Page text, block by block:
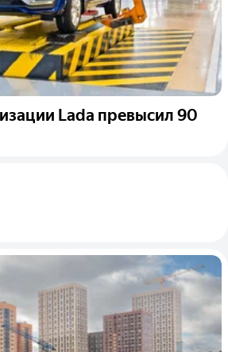
Lada превысил 90